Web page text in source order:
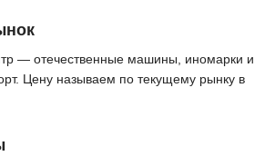
— отечественные машины, иномарки и
Цену называем по текущему рынку в